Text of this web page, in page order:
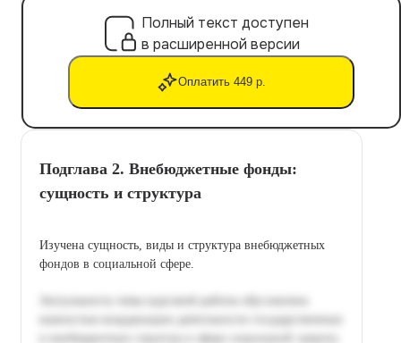
Полный текст доступен
в расширенной версии
Оплатить 449 р.
Подглава 2. Внебюджетные фонды:
сущность и структура
Изучена сущность, виды и структура внебюджетных
фондов в социальной сфере.